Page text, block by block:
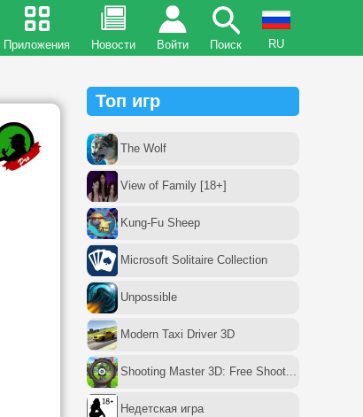
Приложения Новости Войти Поиск RU
Топ игр
The Wolf
View of Family [18+]
Kung-Fu Sheep
Microsoft Solitaire Collection
Unpossible
Modern Taxi Driver 3D
Shooting Master 3D: Free Shoot...
Недетская игра